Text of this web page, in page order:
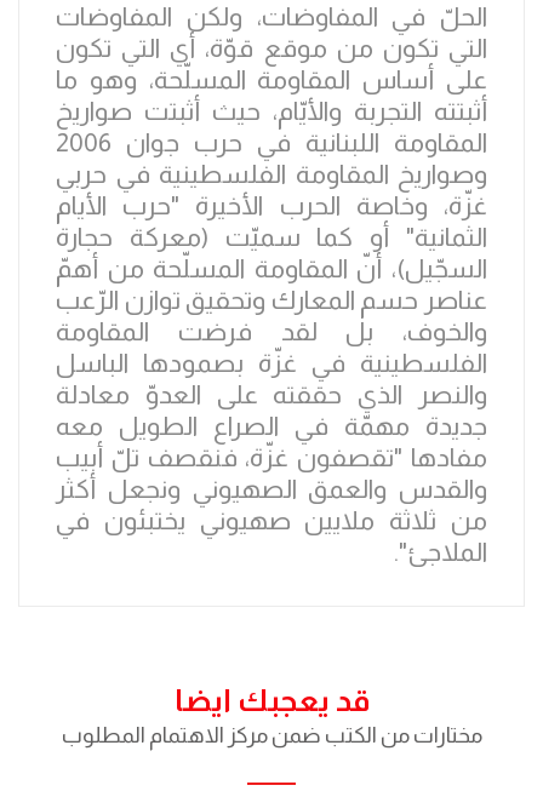
الحلّ في المفاوضات، ولكن المفاوضات
التي تكون من موقع قوّة، أي التي تكون
على أساس المقاومة المسلّحة، وهو ما
أثبتته التجربة والأيّام، حيث أثبتت صواريخ
المقاومة اللبنانية في حرب جوان 2006
وصواريخ المقاومة الفلسطينية في حربي
غزّة، وخاصة الحرب الأخيرة "حرب الأيام
الثمانية" أو كما سميّت (معركة حجارة
السجّيل)، أنّ المقاومة المسلّحة من أهمّ
عناصر حسم المعارك وتحقيق توازن الرّعب
والخوف، بل لقد فرضت المقاومة
الفلسطينية في غزّة بصمودها الباسل
والنصر الذي حققته على العدوّ معادلة
جديدة مهمّة في الصراع الطويل معه
مفادها "تقصفون غزّة، فنقصف تلّ أبيب
والقدس والعمق الصهيوني ونجعل أكثر
من ثلاثة ملايين صهيوني يختبئون في
الملاجئ".
قد يعجبك ايضا
مختارات من الكتب ضمن مركز الاهتمام المطلوب